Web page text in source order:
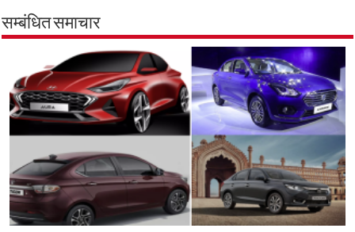
सम्बंधित समाचार